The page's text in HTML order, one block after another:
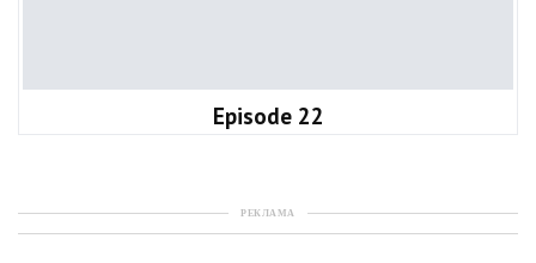
Episode 22
РЕКЛАМА